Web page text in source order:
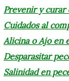
Prevenir y curar
Cuidados al
Alicina o Ajo en
Desparasitar
Salinidad en